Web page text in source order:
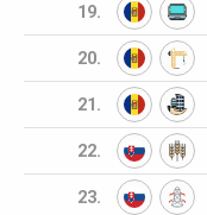
19.
20.
21.
22.
23.